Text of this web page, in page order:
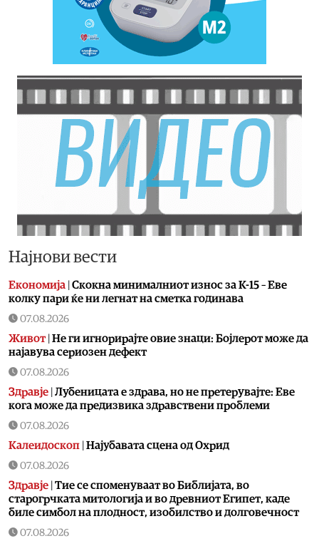
Најнови вести
Економија Скокна минималниот износ за К-15 – Еве
колку пари ќе ни легнат на сметка годинава
07.08.2026
Живот| Не ги игнорирајте овие знаци: Бојлерот може да
најавува сериозен дефект
07.08.2026
Здравје Лубеницата е здрава, но не претерувајте: Еве
кога може да предизвика здравствени проблеми
07.08.2026
Калеидоскоп Најубавата сцена од Охрид
07.08.2026
Здравје Тие се споменуваат во Библијата, во
старогрчката митологија и во древниот Египет, каде
биле симбол на плодност, изобилство и долговечност
07.08.2026